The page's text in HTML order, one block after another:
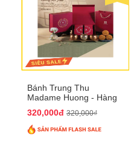
Bánh Trung Thu
Madame Huong - Hàng
320,000đ 320,000₫